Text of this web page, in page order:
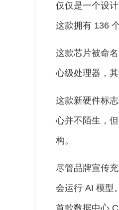
仅仅是一个设
这款拥有 136
这款芯片被命
心级处理器，
这款新硬件标
心并不陌生，
构。
尽管品牌宣传
会运行 AI 模型
首款数据中心